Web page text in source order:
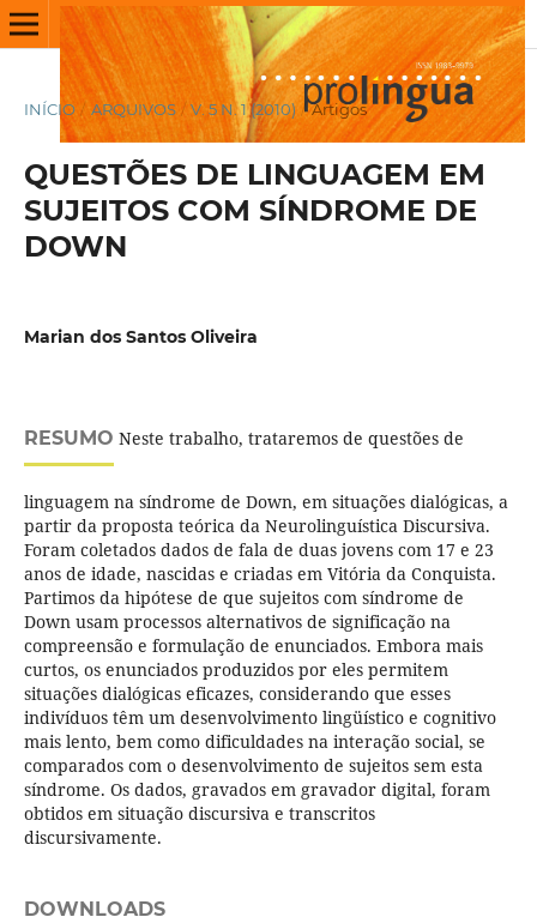
INÍCIO / ARQUIVOS / V. 5 N. 1 (2010) / Artigos
QUESTÕES DE LINGUAGEM EM
SUJEITOS COM SÍNDROME DE
DOWN
Marian dos Santos Oliveira
RESUMO Neste trabalho, trataremos de questões de
linguagem na síndrome de Down, em situações dialógicas, a
partir da proposta teórica da Neurolinguística Discursiva.
Foram coletados dados de fala de duas jovens com 17 e 23
anos de idade, nascidas e criadas em Vitória da Conquista.
Partimos da hipótese de que sujeitos com síndrome de
Down usam processos alternativos de significação na
compreensão e formulação de enunciados. Embora mais
curtos, os enunciados produzidos por eles permitem
situações dialógicas eficazes, considerando que esses
indivíduos têm um desenvolvimento lingüístico e cognitivo
mais lento, bem como dificuldades na interação social, se
comparados com o desenvolvimento de sujeitos sem esta
síndrome. Os dados, gravados em gravador digital, foram
obtidos em situação discursiva e transcritos
discursivamente.
DOWNLOADS